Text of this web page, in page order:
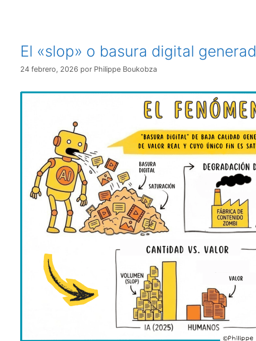
El «slop» o basura digital
24 febrero, 2026 por Philippe Boukobza